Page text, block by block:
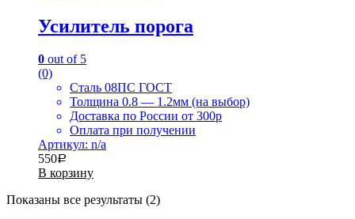
Усилитель порога
0 out of 5
(0)
Сталь 08ПС ГОСТ
Толщина 0.8 — 1.2мм (на выбор)
Доставка по России от 300р
Оплата при получении
Артикул: n/a
550Р
В корзину
Показаны все результаты (2)